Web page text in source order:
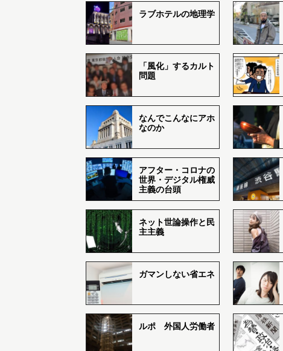
ラブホテルの地理学
「風化」するカルト
問題
なんでこんなにアホ
なのか
アフター・コロナの
世界・デジタル権威
主義の台頭
ネット世論操作と民
主主義
ガマンしない省エネ
ルポ 外国人労働者